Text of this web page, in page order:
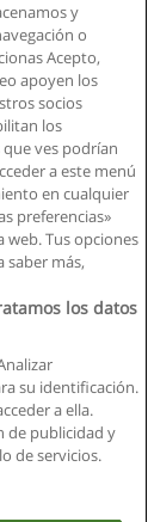
y
o
Acepto,
apoyen los
socios
los
ves podrían
a este menú
en cualquier
preferencias»
web. Tus opciones
más,
los datos
su identificación.
a ella.
de publicidad y
de servicios.